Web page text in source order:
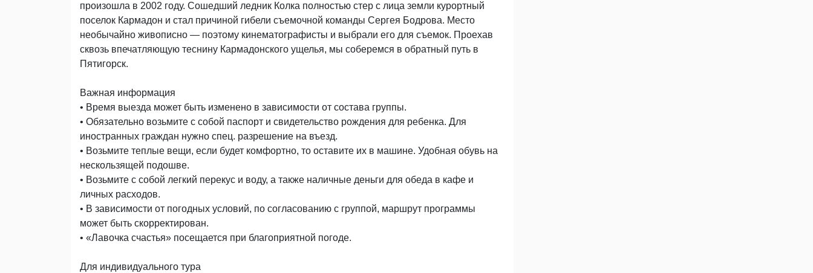
произошла в 2002 году. Сошедший ледник Колка полностью стер с лица земли курортный
поселок Кармадон и стал причиной гибели съемочной команды Сергея Бодрова. Место
необычайно живописно — поэтому кинематографисты и выбрали его для съемок. Проехав
сквозь впечатляющую теснину Кармадонского ущелья, мы соберемся в обратный путь в
Пятигорск.
Важная информация
• Время выезда может быть изменено в зависимости от состава группы.
• Обязательно возьмите с собой паспорт и свидетельство рождения для ребенка. Для
иностранных граждан нужно спец. разрешение на въезд.
• Возьмите теплые вещи, если будет комфортно, то оставите их в машине. Удобная обувь на
нескользящей подошве.
• Возьмите с собой легкий перекус и воду, а также наличные деньги для обеда в кафе и
личных расходов.
• В зависимости от погодных условий, по согласованию с группой, маршрут программы
может быть скорректирован.
• «Лавочка счастья» посещается при благоприятной погоде.
Для индивидуального тура